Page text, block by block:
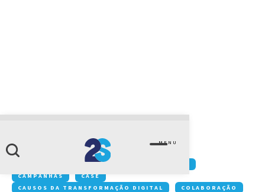
MENU
criptoware
ACONTECE NA 2S
CAMPANHAS
CASE
CAUSOS DA TRANSFORMAÇÃO DIGITAL
COLABORAÇÃO